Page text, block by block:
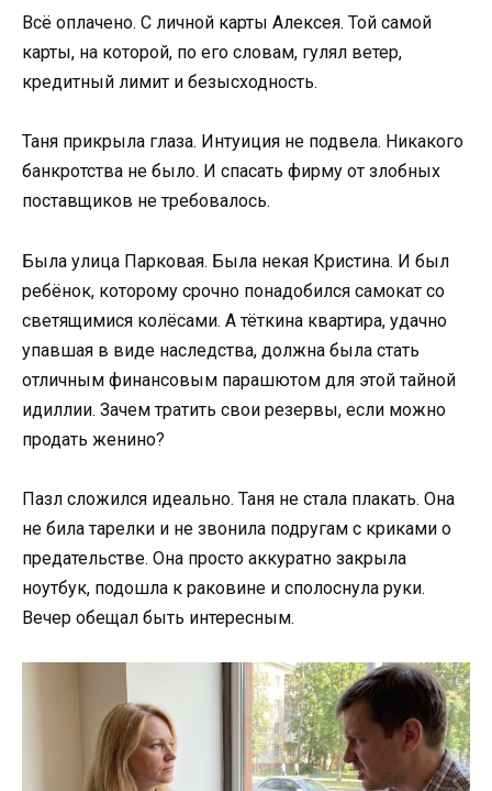
Всё оплачено. С личной карты Алексея. Той самой
карты, на которой, по его словам, гулял ветер,
кредитный лимит и безысходность.
Таня прикрыла глаза. Интуиция не подвела. Никакого
банкротства не было. И спасать фирму от злобных
поставщиков не требовалось.
Была улица Парковая. Была некая Кристина. И был
ребёнок, которому срочно понадобился самокат со
светящимися колёсами. А тёткина квартира, удачно
упавшая в виде наследства, должна была стать
отличным финансовым парашютом для этой тайной
идиллии. Зачем тратить свои резервы, если можно
продать женино?
Пазл сложился идеально. Таня не стала плакать. Она
не била тарелки и не звонила подругам с криками о
предательстве. Она просто аккуратно закрыла
ноутбук, подошла к раковине и сполоснула руки.
Вечер обещал быть интересным.